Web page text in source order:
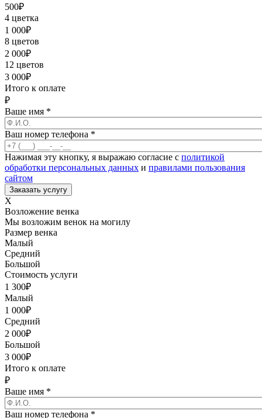
500₽
4 цветка
1 000₽
8 цветов
2 000₽
12 цветов
3 000₽
Итого к оплате
₽
Ваше имя *
Ваш номер телефона *
Нажимая эту кнопку, я выражаю согласие с политикой
обработки персональных данных и правилами пользования
сайтом
X
Возложение венка
Мы возложим венок на могилу
Размер венка
Малый
Средний
Большой
Стоимость услуги
1 300₽
Малый
1 000₽
Средний
2 000₽
Большой
3 000₽
Итого к оплате
₽
Ваше имя *
Ваш номер телефона *